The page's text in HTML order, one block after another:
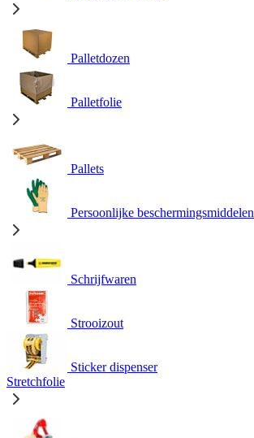
Palletdozen
Palletfolie
Pallets
Persoonlijke beschermingsmiddelen
Schrijfwaren
Strooizout
Sticker dispenser
Stretchfolie